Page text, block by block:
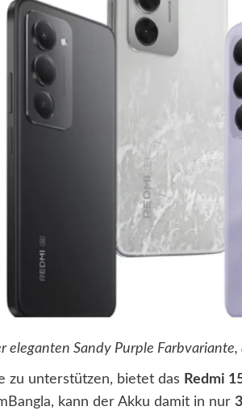
eleganten Sandy Purple
zu unterstützen, bietet das Redmi
kann der Akku damit in nur